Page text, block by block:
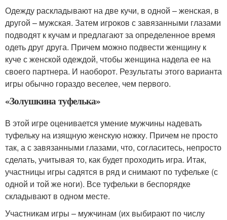
Одежду раскладывают на две кучи, в одной – женская, в
другой – мужская. Затем игроков с завязанными глазами
подводят к кучам и предлагают за определенное время
одеть друг друга. Причем можно подвести женщину к
куче с женской одеждой, чтобы женщина надела ее на
своего партнера. И наоборот. Результаты этого варианта
игры обычно гораздо веселее, чем первого.
«Золушкина туфелька»
В этой игре оценивается умение мужчины надевать
туфельку на изящную женскую ножку. Причем не просто
так, а с завязанными глазами, что, согласитесь, непросто
сделать, учитывая то, как будет проходить игра. Итак,
участницы игры садятся в ряд и снимают по туфельке (с
одной и той же ноги). Все туфельки в беспорядке
складывают в одном месте.
Участникам игры – мужчинам (их выбирают по числу